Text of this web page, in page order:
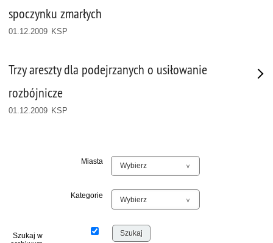
spoczynku zmarłych
01.12.2009 KSP
Trzy areszty dla podejrzanych o usiłowanie
rozbójnicze
01.12.2009 KSP
Miasta
Kategorie
Szukaj w